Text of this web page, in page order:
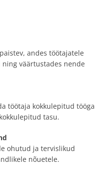
andes töötajatele
väärtustades nende
töötaja kokkulepitud tööga
tasu.
ohutud ja tervislikud
nõuetele.